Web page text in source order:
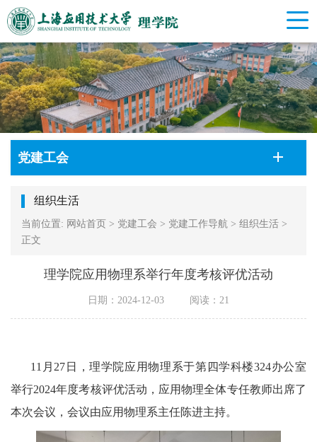
党建工会
组织生活
当前位置: 网站首页 > 党建工会 > 党建工作导航 > 组织生活 >
正文
理学院应用物理系举行年度考核评优活动
日期：2024-12-03 阅读： 21
11 月 27 日，理学院应用物理系于第四学科楼324办公室
举行2024年度考核评优活动，应用物理全体专任教师出席了
本次会议，会议由应用物理系主任陈进主持。